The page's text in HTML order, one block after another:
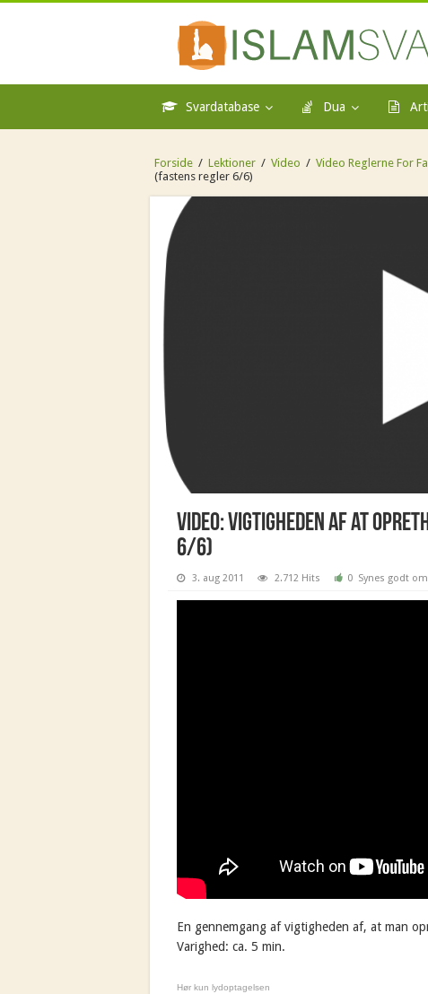
Svardatabase Dua
Forside / Lektioner / Video / Video Reglerne For
(fastens regler 6/6)
Video: Vigtigheden af at
6/6)
3. aug 2011 2.712 Hits 0 Synes godt om
En gennemgang af vigtigheden af, at man
Varighed: ca. 5 min.
Hør kun lydoptagelsen